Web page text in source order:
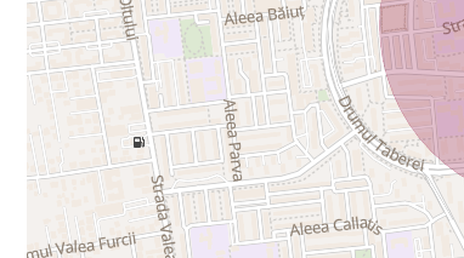
- Ferestre termopan
- Instalaţie de aer condiţionat în sufragerie
- Uşă metalică de apartament antiefracţie, 2
- CATV; fibra optică; interfon.
- Contor digital energie electrică, ceasuri de
Apartamentul este nemobilat, dar bucătăria
rafturi metalice de depozitat, construite pe